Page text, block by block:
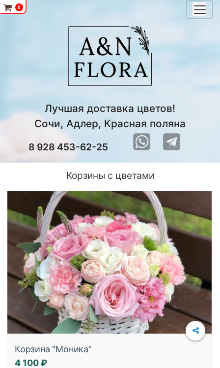
Лучшая доставка цветов!
Сочи, Адлер, Красная поляна
8 928 453-62-25
Корзины с цветами
Подробнее
Корзина "Моника"
4 100 ₽
0